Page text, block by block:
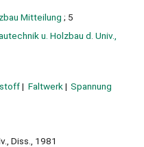
Mitteilung ; 5
u. Holzbau d. Univ.,
Faltwerk
Spannung
Diss., 1981